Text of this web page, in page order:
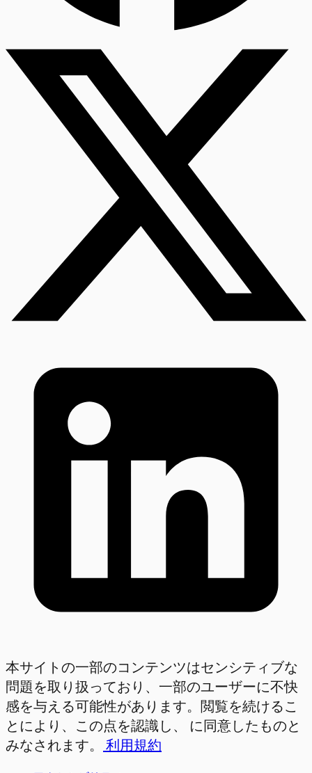
本サイトの一部のコンテンツはセンシティブな
問題を取り扱っており、一部のユーザーに不快
感を与える可能性があります。閲覧を続けるこ
とにより、この点を認識し、 に同意したものと
みなされます。
利用規約